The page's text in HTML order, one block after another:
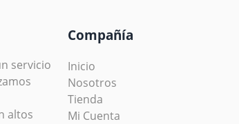
servicio
altos
Compañía
Inicio
Nosotros
Tienda
Mi Cuenta